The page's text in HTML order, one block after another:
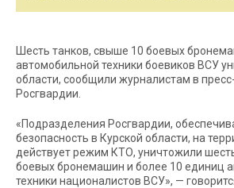
Шесть танков, свыше 10 боевых
автомобильной техники боевиков ВСУ
области, сообщили журналистам в
Росгвардии.
«Подразделения Росгвардии,
безопасность в Курской области, на
действует режим КТО, уничтожили
боевых бронемашин и более 10 единиц
техники националистов ВСУ», —